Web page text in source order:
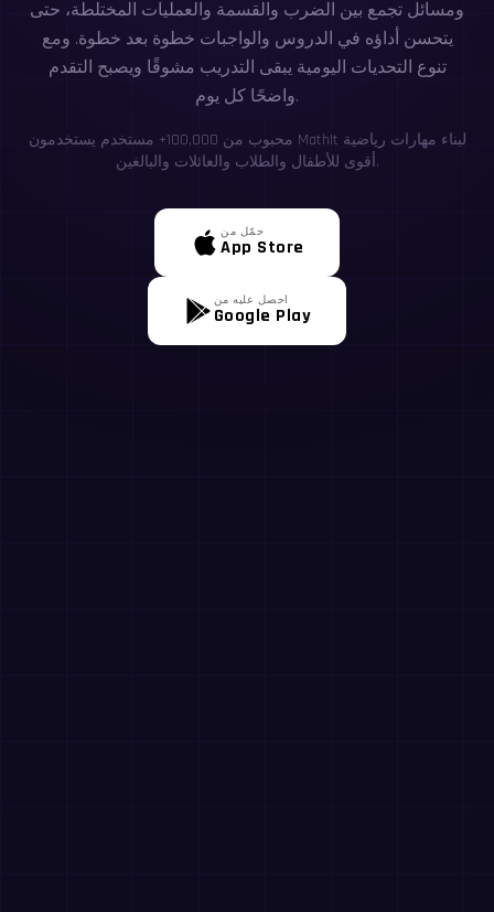
ومسائل تجمع بين الضرب والقسمة والعمليات المختلطة، حتى
يتحسن أداؤه في الدروس والواجبات خطوة بعد خطوة. ومع
تنوع التحديات اليومية يبقى التدريب مشوقًا ويصبح التقدم
واضحًا كل يوم.
محبوب من 100,000+ مستخدم يستخدمون MathIt لبناء مهارات رياضية
أقوى للأطفال والطلاب والعائلات والبالغين.
حمّل من
App Store
احصل عليه من
Google Play